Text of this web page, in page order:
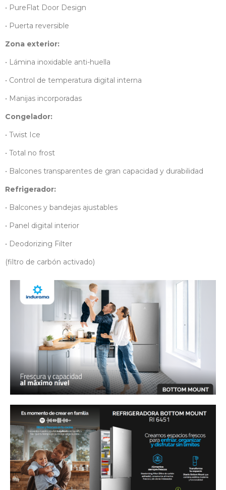
• PureFlat Door Design
• Puerta reversible
Zona exterior:
• Lámina inoxidable anti-huella
• Control de temperatura digital interna
• Manijas incorporadas
Congelador:
• Twist Ice
• Total no frost
• Balcones transparentes de gran capacidad y durabilidad
Refrigerador:
• Balcones y bandejas ajustables
• Panel digital interior
• Deodorizing Filter
(filtro de carbón activado)